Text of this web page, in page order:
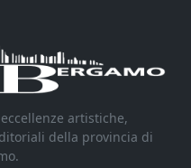
artistiche,
della provincia di